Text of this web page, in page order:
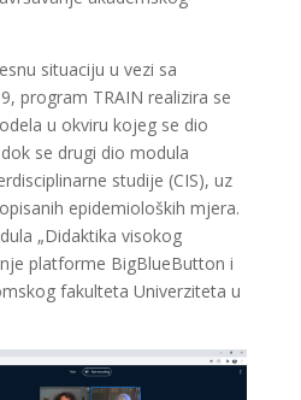
situaciju u vezi sa
program TRAIN realizira se
u okviru kojeg se dio
se drugi dio modula
studije (CIS), uz
epidemioloških mjera.
„Didaktika visokog
platforme BigBlueButton i
fakulteta Univerziteta u